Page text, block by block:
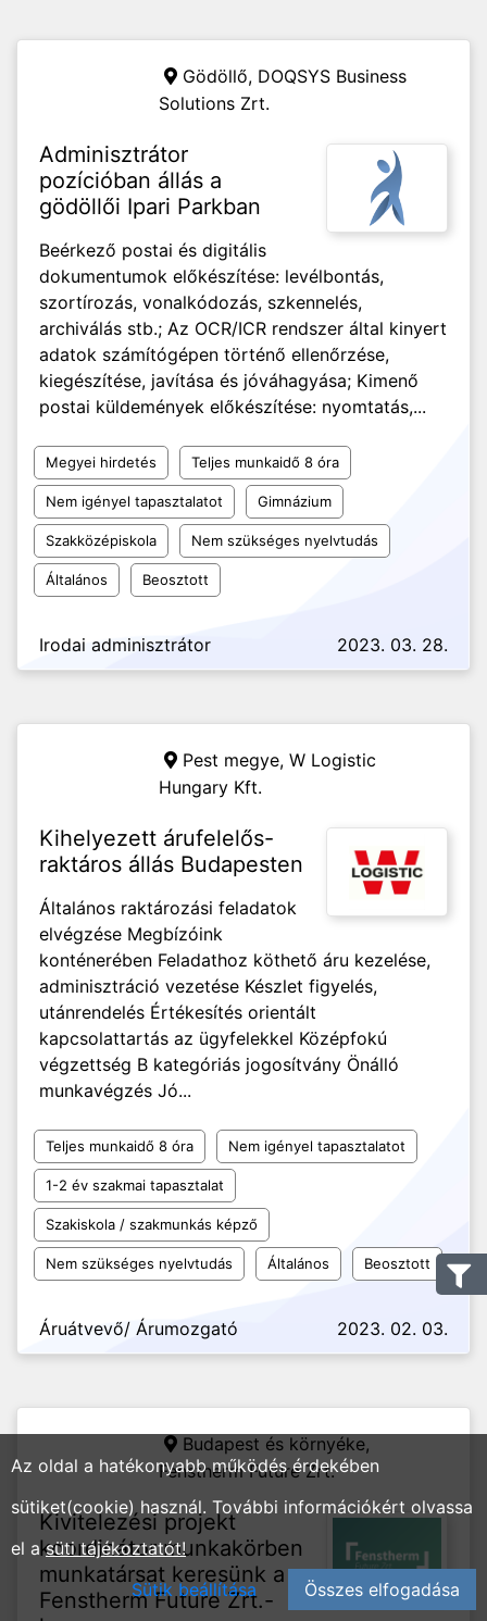
Gödöllő, DOQSYS Business
Solutions Zrt.
Adminisztrátor
pozícióban állás a
gödöllői Ipari Parkban
Beérkező postai és digitális
dokumentumok előkészítése: levélbontás,
szortírozás, vonalkódozás, szkennelés,
archiválás stb.; Az OCR/ICR rendszer által kinyert
adatok számítógépen történő ellenőrzése,
kiegészítése, javítása és jóváhagyása; Kimenő
postai küldemények előkészítése: nyomtatás,...
Megyei hirdetés Teljes munkaidő 8 óra
Nem igényel tapasztalatot Gimnázium
Szakközépiskola Nem szükséges nyelvtudás
Általános Beosztott
Irodai adminisztrátor 2023. 03. 28.
Pest megye, W Logistic
Hungary Kft.
Kihelyezett árufelelős-
raktáros állás Budapesten
Általános raktározási feladatok
elvégzése Megbízóink
konténerében Feladathoz köthető áru kezelése,
adminisztráció vezetése Készlet figyelés,
utánrendelés Értékesítés orientált
kapcsolattartás az ügyfelekkel Középfokú
végzettség B kategóriás jogosítvány Önálló
munkavégzés Jó...
Teljes munkaidő 8 óra Nem igényel tapasztalatot
1-2 év szakmai tapasztalat
Szakiskola / szakmunkás képző
Nem szükséges nyelvtudás Általános Beosztott
Áruátvevő/ Árumozgató 2023. 02. 03.
Budapest és környéke,
Fenstherm Future Zrt.
Kivitelezési projekt
koordinátor munkakörben
munkatársat keresünk a
Fenstherm Future Zrt.-
Az oldal a hatékonyabb működés érdekében
sütiket(cookie) használ. További információkért olvassa
el asüti tájékoztatót!
Sütik beállítása
Összes elfogadása